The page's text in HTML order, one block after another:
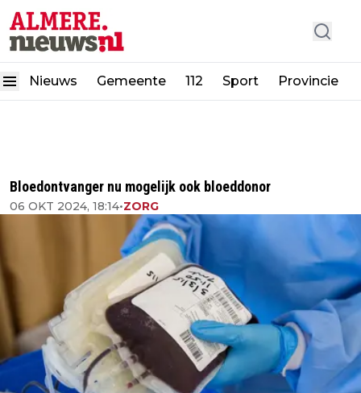
Nieuws Gemeente 112 Sport Provincie
Bloedontvanger nu mogelijk ook bloeddonor
06 OKT 2024, 18:14•ZORG